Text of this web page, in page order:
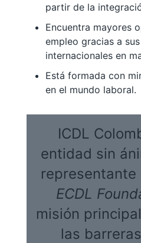
partir de la
Encuentra mayores
empleo gracias a
internacionales en
Está formada con
en el mundo laboral.
ICDL
entidad sin
representante
ECDL
misión
las